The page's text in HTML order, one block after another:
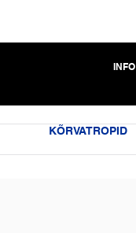
INFO
KÕRVATROPID